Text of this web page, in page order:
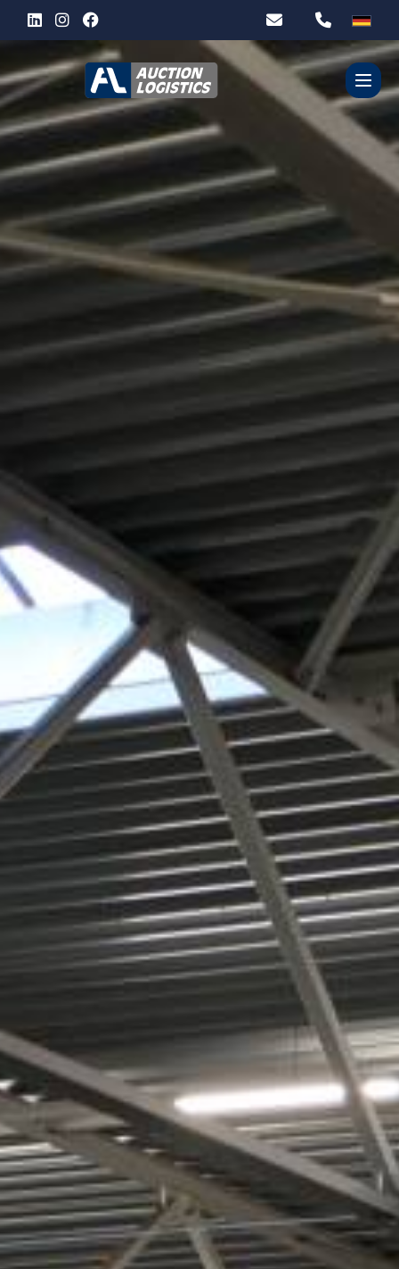
WER SIND WIR?
UNSERE DIENSTLEISTUNGEN
PARTNER
ANGEBOT ANFORDERN